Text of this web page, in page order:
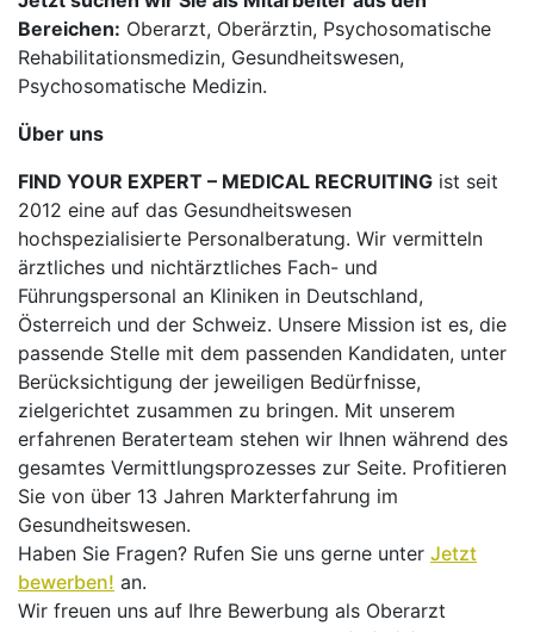
Bereichen: Oberarzt, Oberärztin, Psychosomatische
Rehabilitationsmedizin, Gesundheitswesen,
Psychosomatische Medizin.
Über uns
FIND YOUR EXPERT – MEDICAL RECRUITING ist seit
2012 eine auf das Gesundheitswesen
hochspezialisierte Personalberatung. Wir vermitteln
ärztliches und nichtärztliches Fach- und
Führungspersonal an Kliniken in Deutschland,
Österreich und der Schweiz. Unsere Mission ist es, die
passende Stelle mit dem passenden Kandidaten, unter
Berücksichtigung der jeweiligen Bedürfnisse,
zielgerichtet zusammen zu bringen. Mit unserem
erfahrenen Beraterteam stehen wir Ihnen während des
gesamtes Vermittlungsprozesses zur Seite. Profitieren
Sie von über 13 Jahren Markterfahrung im
Gesundheitswesen.
Haben Sie Fragen? Rufen Sie uns gerne unter Jetzt
bewerben! an.
Wir freuen uns auf Ihre Bewerbung als Oberarzt